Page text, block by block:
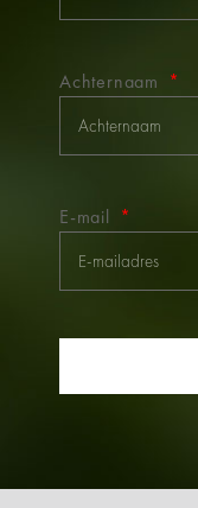
Achternaam
E-mail